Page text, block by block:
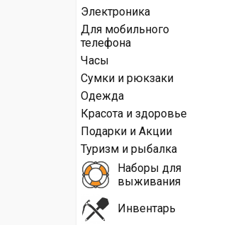
Электроника
Для мобильного
телефона
Часы
Сумки и рюкзаки
Одежда
Красота и здоровье
Подарки и Акции
Туризм и рыбалка
Наборы для
выживания
Инвентарь